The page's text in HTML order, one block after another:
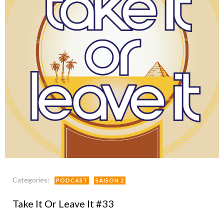
Categories: PODCAST SAISON 2
Take It Or Leave It #33